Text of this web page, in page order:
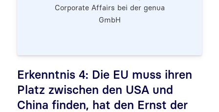
Corporate Affairs bei der genua
GmbH
Erkenntnis 4: Die EU muss ihren
Platz zwischen den USA und
China finden, hat den Ernst der